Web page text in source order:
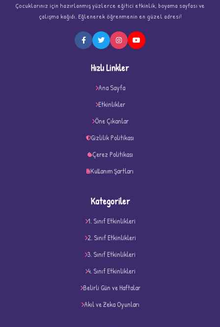
D
Çocuklarınız için hazırlanmış yüzlerce eğitici etkinlik, boyama sayfası ve
çalışma kağıdı. Eğlenerek öğrenmenin en güzel adresi!
Hızlı Linkler
Ana Sayfa
Etkinlikler
Öne Çıkanlar
Gizlilik Politikası
Çerez Politikası
Kullanım Şartları
Kategoriler
1. Sınıf Etkinlikleri
2. Sınıf Etkinlikleri
3. Sınıf Etkinlikleri
4. Sınıf Etkinlikleri
Belirli Gün ve Haftalar
Akıl ve Zeka Oyunları